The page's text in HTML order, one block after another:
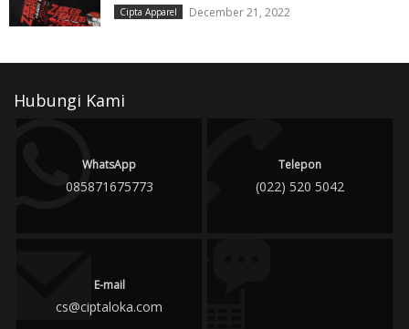
Cipta Apparel December 21, 2022
Hubungi Kami
WhatsApp
085871675773
Telepon
(022) 520 5042
E-mail
cs@ciptaloka.com